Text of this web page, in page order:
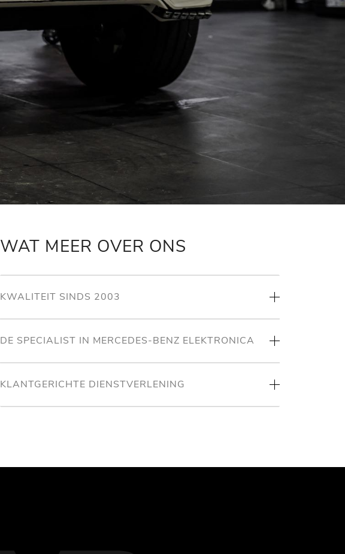
WAT MEER OVER ONS
KWALITEIT SINDS 2003
DE SPECIALIST IN MERCEDES-BENZ ELEKTRONICA
KLANTGERICHTE DIENSTVERLENING